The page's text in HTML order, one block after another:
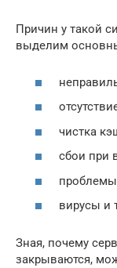
Причин у такой
выделим
чистка
сбои при
вирусы и
Зная, почему
закрываются,